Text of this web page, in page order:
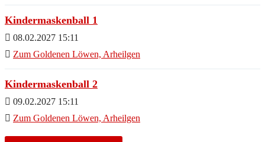
Kindermaskenball 1
08.02.2027 15:11
Zum Goldenen Löwen, Arheilgen
Kindermaskenball 2
09.02.2027 15:11
Zum Goldenen Löwen, Arheilgen